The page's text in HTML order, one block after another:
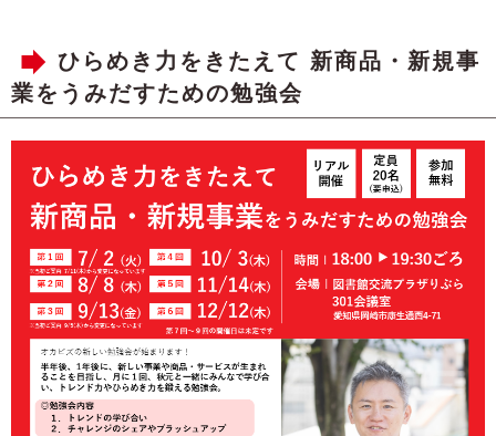
ひらめき力をきたえて 新商品・新規事
業をうみだすための勉強会